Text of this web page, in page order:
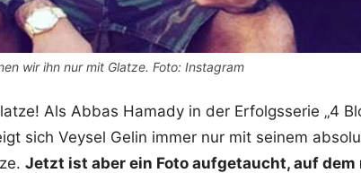
wir ihn nur mit Glatze. Foto: Instagram
Als Abbas Hamady in der Erfolgsserie „4
sich Veysel Gelin immer nur mit seinem
Jetzt ist aber ein Foto aufgetaucht, auf dem